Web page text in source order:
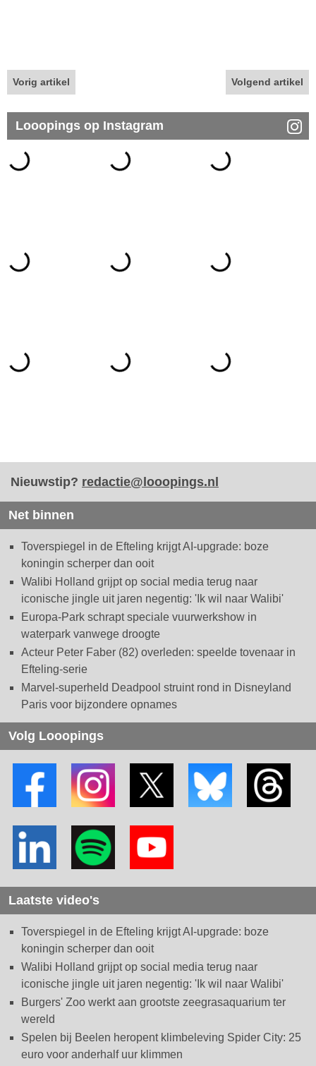
Vorig artikel Volgend artikel
Looopings op Instagram
Nieuwstip? redactie@looopings.nl
Net binnen
Toverspiegel in de Efteling krijgt AI-upgrade: boze
koningin scherper dan ooit
Walibi Holland grijpt op social media terug naar
iconische jingle uit jaren negentig: 'Ik wil naar Walibi'
Europa-Park schrapt speciale vuurwerkshow in
waterpark vanwege droogte
Acteur Peter Faber (82) overleden: speelde tovenaar in
Efteling-serie
Marvel-superheld Deadpool struint rond in Disneyland
Paris voor bijzondere opnames
Volg Looopings
Laatste video's
Toverspiegel in de Efteling krijgt AI-upgrade: boze
koningin scherper dan ooit
Walibi Holland grijpt op social media terug naar
iconische jingle uit jaren negentig: 'Ik wil naar Walibi'
Burgers' Zoo werkt aan grootste zeegrasaquarium ter
wereld
Spelen bij Beelen heropent klimbeleving Spider City: 25
euro voor anderhalf uur klimmen